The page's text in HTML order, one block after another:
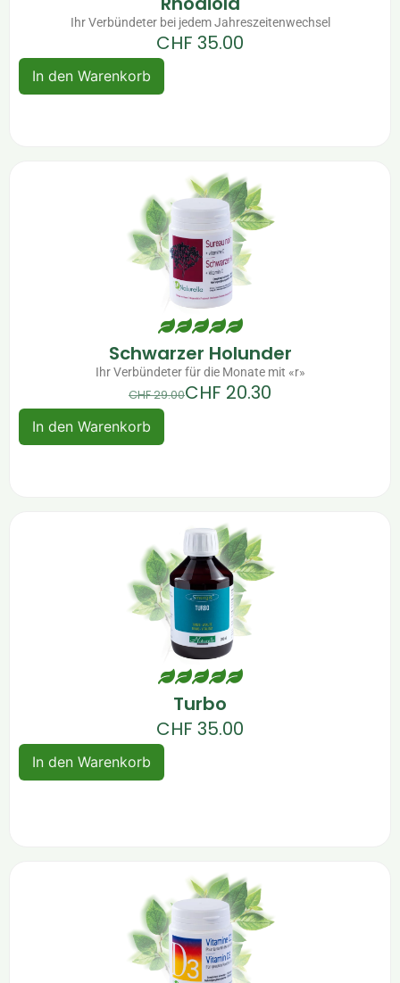
Ihr Verbündeter bei jedem Jahreszeitenwechsel
CHF 35.00
In den Warenkorb
Schwarzer Holunder
Ihr Verbündeter für die Monate mit «r»
CHF29.00CHF 20.30
In den Warenkorb
Turbo
CHF 35.00
In den Warenkorb